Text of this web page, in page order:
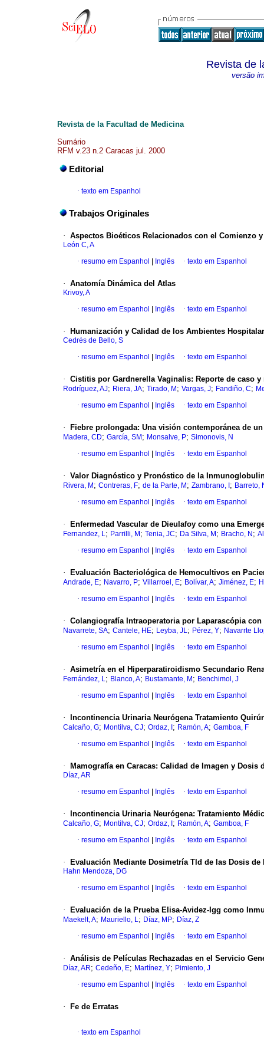
Revista de
versão
Revista de la Facultad de Medicina
Sumário
RFM v.23 n.2 Caracas jul. 2000
Editorial
· texto em Espanhol
Trabajos Originales
· Aspectos Bioéticos Relacionados con el Comienzo
León C, A
· resumo em Espanhol Inglês · texto em Espanhol
· Anatomía Dinámica del Atlas
Krivoy, A
· resumo em Espanhol Inglês · texto em Espanhol
· Humanización y Calidad de los Ambientes
Cedrés de Bello, S
· resumo em Espanhol Inglês · texto em Espanhol
· Cistitis por Gardnerella Vaginalis: Reporte de caso
Rodríguez, AJ; Riera, JA; Tirado, M ; Vargas, J; Fandiño, C;
· resumo em Espanhol Inglês · texto em Espanhol
· Fiebre prolongada: Una visión contemporánea de
Madera, CD; García, SM ; Monsalve, P; Simonovis, N
· resumo em Espanhol Inglês · texto em Espanhol
· Valor Diagnóstico y Pronóstico de la
Rivera, M ; Contreras, F; de la Parte, M ; Zambrano, I ; Barreto,
· resumo em Espanhol Inglês · texto em Espanhol
· Enfermedad Vascular de Dieulafoy como una
Fernandez, L; Parrilli, M ; Tenia, JC; Da Silva, M ; Bracho, N ;
· resumo em Espanhol Inglês · texto em Espanhol
· Evaluación Bacteriológica de Hemocultivos en
Andrade, E; Navarro, P; Villarroel, E; Bolívar, A; Jiménez, E;
· resumo em Espanhol Inglês · texto em Espanhol
· Colangiografía Intraoperatoria por Laparascópia
Navarrete, SA; Cantele, HE; Leyba, JL; Pérez, Y; Navarrte
· resumo em Espanhol Inglês · texto em Espanhol
· Asimetría en el Hiperparatiroidismo Secundario
Fernández, L; Blanco, A; Bustamante, M ; Benchimol, J
· resumo em Espanhol Inglês · texto em Espanhol
· Incontinencia Urinaria Neurógena Tratamiento
Calcaño, G; Montilva, CJ; Ordaz, I ; Ramón, A; Gamboa, F
· resumo em Espanhol Inglês · texto em Espanhol
· Mamografía en Caracas: Calidad de Imagen y Dosis
Díaz, AR
· resumo em Espanhol Inglês · texto em Espanhol
· Incontinencia Urinaria Neurógena: Tratamiento
Calcaño, G; Montilva, CJ; Ordaz, I ; Ramón, A; Gamboa, F
· resumo em Espanhol Inglês · texto em Espanhol
· Evaluación Mediante Dosimetría Tld de las Dosis
Hahn Mendoza, DG
· resumo em Espanhol Inglês · texto em Espanhol
· Evaluación de la Prueba Elisa-Avidez-Igg como
Maekelt, A; Mauriello, L; Díaz, MP; Díaz, Z
· resumo em Espanhol Inglês · texto em Espanhol
· Análisis de Películas Rechazadas en el Servicio
Díaz, AR; Cedeño, E; Martínez, Y; Pimiento, J
· resumo em Espanhol Inglês · texto em Espanhol
· Fe de Erratas
· texto em Espanhol